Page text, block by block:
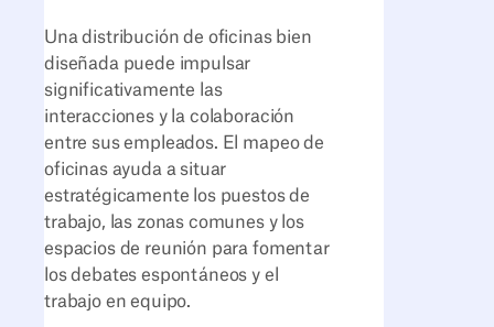
Una distribución de oficinas bien
diseñada puede impulsar
significativamente las
interacciones y la colaboración
entre sus empleados. El mapeo de
oficinas ayuda a situar
estratégicamente los puestos de
trabajo, las zonas comunes y los
espacios de reunión para fomentar
los debates espontáneos y el
trabajo en equipo.